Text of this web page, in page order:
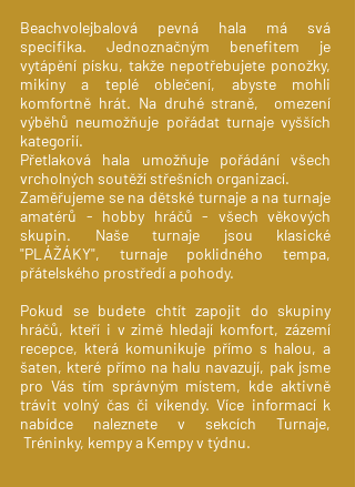
Beachvolejbalová pevná hala má svá
specifika. Jednoznačným benefitem je
vytápění písku, takže nepotřebujete ponožky,
mikiny a teplé oblečení, abyste mohli
komfortně hrát. Na druhé straně, omezení
výběhů neumožňuje pořádat turnaje vyšších
kategorií.
Přetlaková hala umožňuje pořádání všech
vrcholných soutěží střešních organizací.
Zaměřujeme se na dětské turnaje a na turnaje
amatérů - hobby hráčů - všech věkových
skupin. Naše turnaje jsou klasické
"PLÁŽÁKY", turnaje poklidného tempa,
přátelského prostředí a pohody.
Pokud se budete chtít zapojit do skupiny
hráčů, kteří i v zimě hledají komfort, zázemí
recepce, která komunikuje přímo s halou, a
šaten, které přímo na halu navazují, pak jsme
pro Vás tím správným místem, kde aktivně
trávit volný čas či víkendy. Více informací k
nabídce naleznete v sekcích Turnaje,
Tréninky, kempya Kempy v týdnu.